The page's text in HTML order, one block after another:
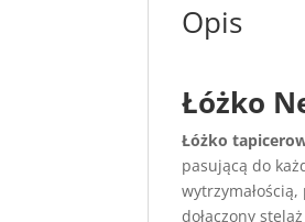
Opis
Łóżko
Łóżko
pasującą do
dołączony